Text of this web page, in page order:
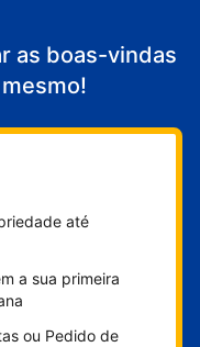
as boas-vindas
até
a sua primeira
ou Pedido de